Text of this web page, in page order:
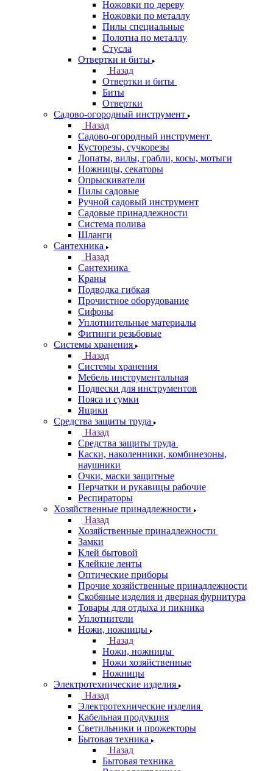
Ножовки по дереву
Ножовки по металлу
Пилы специальные
Полотна по металлу
Стусла
Отвертки и биты
Назад
Отвертки и биты
Биты
Отвертки
Садово-огородный инструмент
Назад
Садово-огородный инструмент
Кусторезы, сучкорезы
Лопаты, вилы, грабли, косы, мотыги
Ножницы, секаторы
Опрыскиватели
Пилы садовые
Ручной садовый инструмент
Садовые принадлежности
Система полива
Шланги
Сантехника
Назад
Сантехника
Краны
Подводка гибкая
Прочистное оборудование
Сифоны
Уплотнительные материалы
Фитинги резьбовые
Системы хранения
Назад
Системы хранения
Мебель инструментальная
Подвески для инструментов
Пояса и сумки
Ящики
Средства защиты труда
Назад
Средства защиты труда
Каски, наколенники, комбинезоны,
наушники
Очки, маски защитные
Перчатки и рукавицы рабочие
Респираторы
Хозяйственные принадлежности
Назад
Хозяйственные принадлежности
Замки
Клей бытовой
Клейкие ленты
Оптические приборы
Прочие хозяйственные принадлежности
Скобяные изделия и дверная фурнитура
Товары для отдыха и пикника
Уплотнители
Ножи, ножницы
Назад
Ножи, ножницы
Ножи хозяйственные
Ножницы
Электротехнические изделия
Назад
Электротехнические изделия
Кабельная продукция
Светильники и прожекторы
Бытовая техника
Назад
Бытовая техника